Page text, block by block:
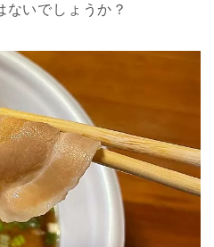
ないでしょうか？